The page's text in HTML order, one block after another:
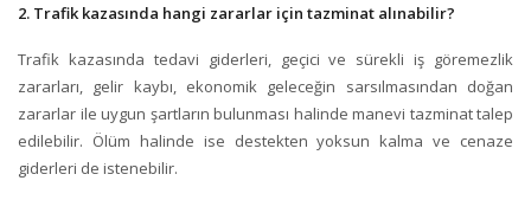
2. Trafik kazasında hangi zararlar için tazminat alınabilir?
Trafik kazasında tedavi giderleri, geçici ve sürekli iş göremezlik
zararları, gelir kaybı, ekonomik geleceğin sarsılmasından doğan
zararlar ile uygun şartların bulunması halinde manevi tazminat talep
edilebilir. Ölüm halinde ise destekten yoksun kalma ve cenaze
giderleri de istenebilir.